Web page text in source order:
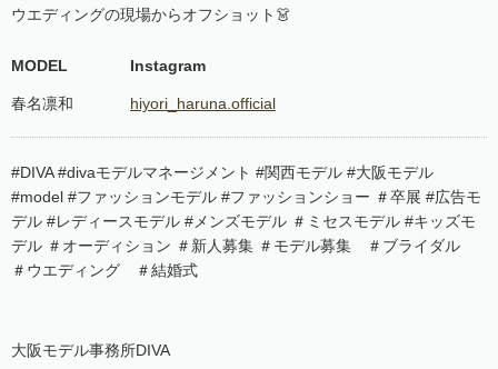
ウエディングの現場からオフショット👗
MODEL Instagram
春名凛和 hiyori_haruna.official
#DIVA #divaモデルマネージメント #関西モデル #大阪モデル
#model #ファッションモデル #ファッションショー ＃卒展 #広告モ
デル #レディースモデル #メンズモデル ＃ミセスモデル #キッズモ
デル ＃オーディション ＃新人募集 ＃モデル募集 ＃ブライダル
＃ウエディング ＃結婚式
大阪モデル事務所DIVA